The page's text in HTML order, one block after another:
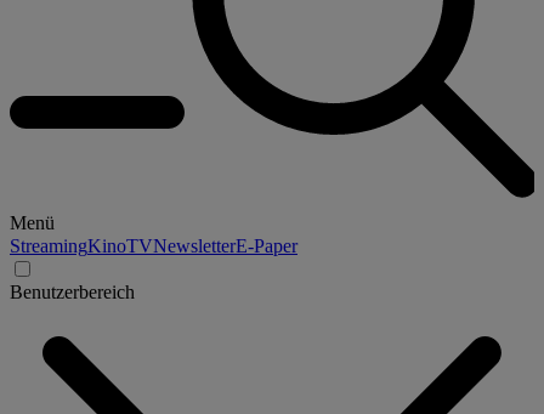
Menü
StreamingKinoTVNewsletterE-Paper
Benutzerbereich